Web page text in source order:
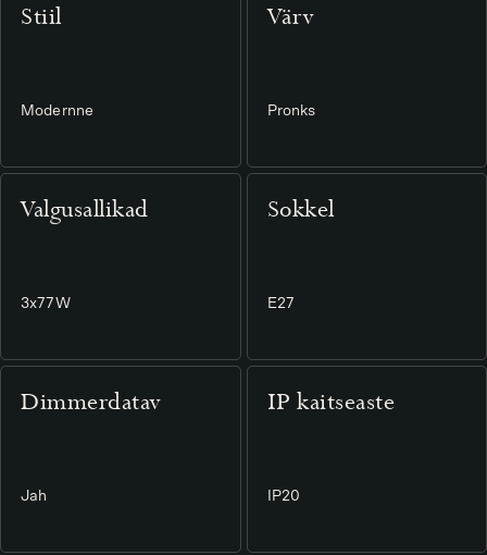
Stiil
Modernne
Värv
Pronks
Valgusallikad
3x77W
Sokkel
E27
Dimmerdatav
Jah
IP kaitseaste
IP20